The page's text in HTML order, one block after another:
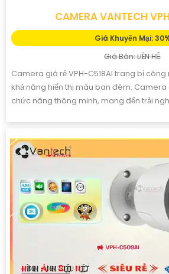
CAMERA VANTECH
Giá Khuyến Mại:
Giá Bán: LIÊN HỆ
Camera giá rẻ VPH-C518AI trang bị công
khả năng hiển thị màu ban đêm. Camera
chức năng thông minh, mang đến trải